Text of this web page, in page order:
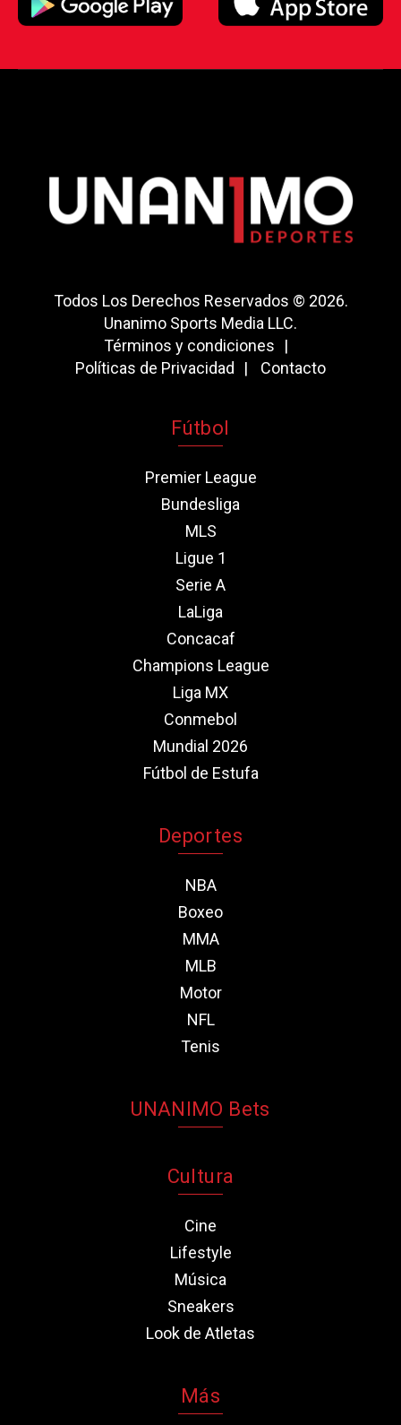
Todos Los Derechos Reservados © 2026.
Unanimo Sports Media LLC.
Términos y condiciones
Políticas de Privacidad
Contacto
Fútbol
Premier League
Bundesliga
MLS
Ligue 1
Serie A
LaLiga
Concacaf
Champions League
Liga MX
Conmebol
Mundial 2026
Fútbol de Estufa
Deportes
NBA
Boxeo
MMA
MLB
Motor
NFL
Tenis
UNANIMO Bets
Cultura
Cine
Lifestyle
Música
Sneakers
Look de Atletas
Más